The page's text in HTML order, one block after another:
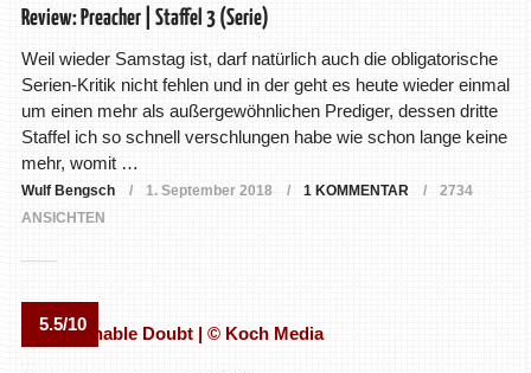
Review: Preacher | Staffel 3 (Serie)
Weil wieder Samstag ist, darf natürlich auch die obligatorische
Serien-Kritik nicht fehlen und in der geht es heute wieder einmal
um einen mehr als außergewöhnlichen Prediger, dessen dritte
Staffel ich so schnell verschlungen habe wie schon lange keine
mehr, womit …
Wulf Bengsch 1. September 2018 1 KOMMENTAR
2734
ANSICHTEN
5.5/10